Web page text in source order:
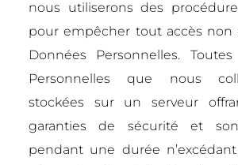
nous utiliserons des
pour empêcher tout accès non
Données Personnelles.
Personnelles que nous
stockées sur un serveur
garanties de sécurité et
pendant une durée